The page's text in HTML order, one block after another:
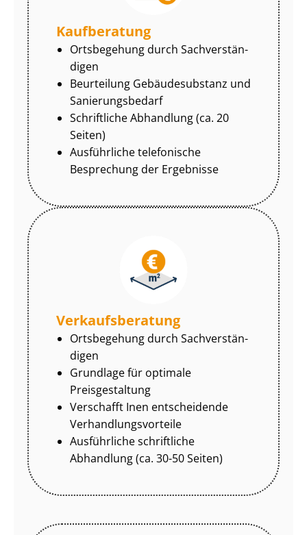
Kaufberatung
Ortsbegehung durch Sach­ver­stän­
di­gen
Beurteilung Gebäudesubstanz und
Sa­nie­rungs­be­darf
Schriftliche Abhandlung (ca. 20
Seiten)
Ausführliche telefonische
Besprechung der Ergebnisse
Ver­kaufs­be­ra­tung
Ortsbegehung durch Sach­ver­stän­
di­gen
Grundlage für optimale
Preisgestaltung
Verschafft Inen entscheidende
Ver­hand­lungs­vor­tei­le
Ausführliche schriftliche
Abhandlung (ca. 30-50 Seiten)